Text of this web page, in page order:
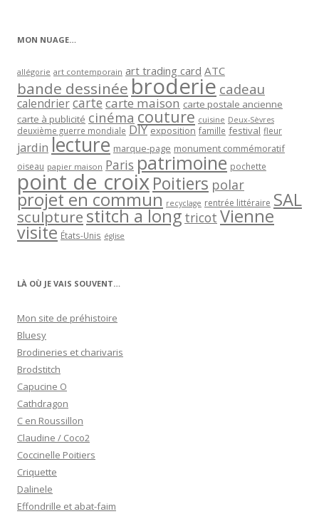
MON NUAGE…
allégorie art contemporain art trading card ATC
bande dessinéebroderie cadeau
calendriercartecarte maison carte postale ancienne
carte à publicité cinéma couture cuisine Deux-Sèvres
deuxième guerre mondiale DIY exposition famille festival fleur
jardin lecture marque-page monument commémoratif
oiseau papier maison Paris patrimoine pochette
point de croixPoitiers polar
projet en commun recyclage rentrée littéraire SAL
sculpturestitch a long tricot Vienne
visite États-Unis église
LÀ OÙ JE VAIS SOUVENT…
Mon site de préhistoire
Bluesy
Brodineries et charivaris
Brodstitch
Capucine O
Cathdragon
C en Roussillon
Claudine / Coco2
Coccinelle Poitiers
Criquette
Dalinele
Effondrille et abat-faim